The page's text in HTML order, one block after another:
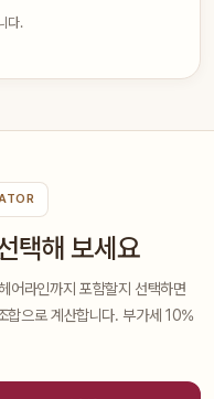
다.
택해 보세요
어라인까지 포함할지 선택하면
합으로 계산합니다. 부가세 10%